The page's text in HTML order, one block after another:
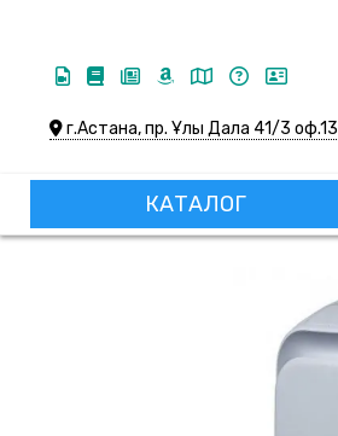
г.Астана, пр. Ұлы Дала 41/3 оф.13
КАТАЛОГ